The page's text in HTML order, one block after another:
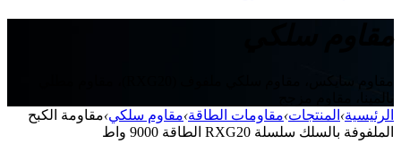
الرئيسية› المنتجات›مقاومات الطاقة›مقاوم سلكي›مقاومة الكبح
الملفوفة بالسلك سلسلة RXG20 الطاقة 9000 واط